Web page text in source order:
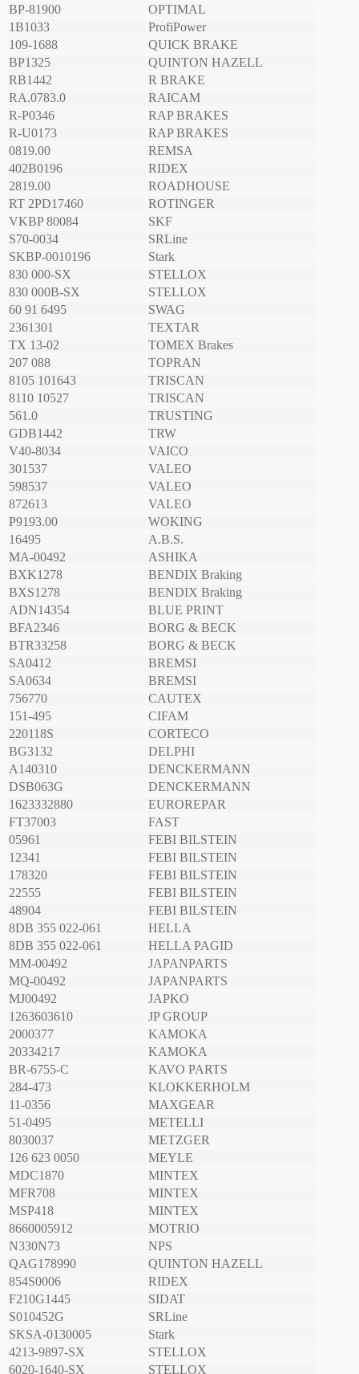
BP-81900
OPTIMAL
1B1033
ProfiPower
109-1688
QUICK BRAKE
BP1325
QUINTON HAZELL
RB1442
R BRAKE
RA.0783.0
RAICAM
R-P0346
RAP BRAKES
R-U0173
RAP BRAKES
0819.00
REMSA
402B0196
RIDEX
2819.00
ROADHOUSE
RT 2PD17460
ROTINGER
VKBP 80084
SKF
S70-0034
SRLine
SKBP-0010196
Stark
830 000-SX
STELLOX
830 000B-SX
STELLOX
60 91 6495
SWAG
2361301
TEXTAR
TX 13-02
TOMEX Brakes
207 088
TOPRAN
8105 101643
TRISCAN
8110 10527
TRISCAN
561.0
TRUSTING
GDB1442
TRW
V40-8034
VAICO
301537
VALEO
598537
VALEO
872613
VALEO
P9193.00
WOKING
16495
A.B.S.
MA-00492
ASHIKA
BXK1278
BENDIX Braking
BXS1278
BENDIX Braking
ADN14354
BLUE PRINT
BFA2346
BORG & BECK
BTR33258
BORG & BECK
SA0412
BREMSI
SA0634
BREMSI
756770
CAUTEX
151-495
CIFAM
220118S
CORTECO
BG3132
DELPHI
A140310
DENCKERMANN
DSB063G
DENCKERMANN
1623332880
EUROREPAR
FT37003
FAST
05961
FEBI BILSTEIN
12341
FEBI BILSTEIN
178320
FEBI BILSTEIN
22555
FEBI BILSTEIN
48904
FEBI BILSTEIN
8DB 355 022-061
HELLA
8DB 355 022-061
HELLA PAGID
MM-00492
JAPANPARTS
MQ-00492
JAPANPARTS
MJ00492
JAPKO
1263603610
JP GROUP
2000377
KAMOKA
20334217
KAMOKA
BR-6755-C
KAVO PARTS
284-473
KLOKKERHOLM
11-0356
MAXGEAR
51-0495
METELLI
8030037
METZGER
126 623 0050
MEYLE
MDC1870
MINTEX
MFR708
MINTEX
MSP418
MINTEX
8660005912
MOTRIO
N330N73
NPS
QAG178990
QUINTON HAZELL
854S0006
RIDEX
F210G1445
SIDAT
S010452G
SRLine
SKSA-0130005
Stark
4213-9897-SX
STELLOX
6020-1640-SX
STELLOX